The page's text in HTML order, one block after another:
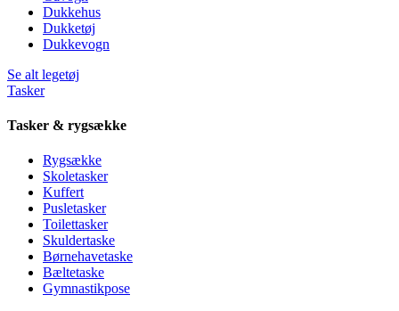
Dukkehus
Dukketøj
Dukkevogn
Se alt legetøj
Tasker
Tasker & rygsække
Rygsække
Skoletasker
Kuffert
Pusletasker
Toilettasker
Skuldertaske
Børnehavetaske
Bæltetaske
Gymnastikpose